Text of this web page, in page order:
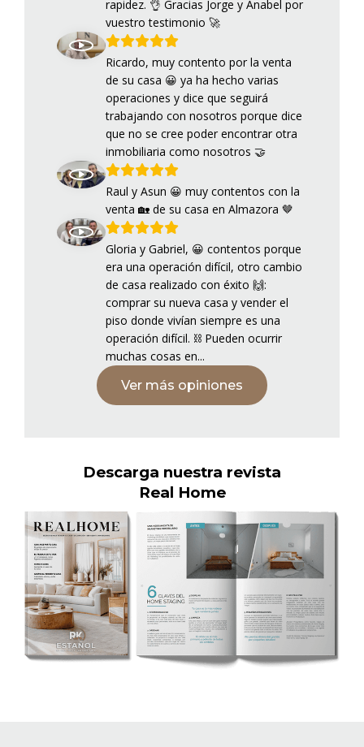
rapidez. 👌 Gracias Jorge y Anabel por
vuestro testimonio 🚀
Ricardo, muy contento por la venta
de su casa 😀 ya ha hecho varias
operaciones y dice que seguirá
trabajando con nosotros porque dice
que no se cree poder encontrar otra
inmobiliaria como nosotros 🤝
Raul y Asun 😀 muy contentos con la
venta 🏡 de su casa en Almazora 🤎
Gloria y Gabriel, 😀 contentos porque
era una operación difícil, otro cambio
de casa realizado con éxito 🙌:
comprar su nueva casa y vender el
piso donde vivían siempre es una
operación difícil. ⛓️ Pueden ocurrir
muchas cosas en...
Ver más opiniones
Descarga nuestra revista
Real Home